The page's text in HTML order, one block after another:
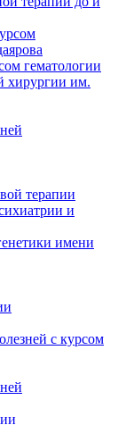
гематологии
хирургии им.
терапии
и
имени
с курсом